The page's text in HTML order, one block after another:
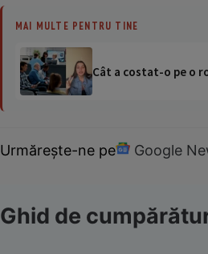
MAI MULTE PENTRU TINE
Cât a costat-o pe o
Urmărește-ne pe Google
Ghid de